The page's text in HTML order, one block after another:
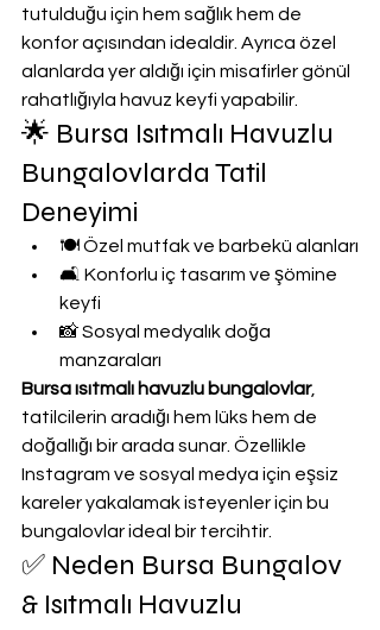
tutulduğu için hem sağlık hem de
konfor açısından idealdir. Ayrıca özel
alanlarda yer aldığı için misafirler gönül
rahatlığıyla havuz keyfi yapabilir.
🌟 Bursa Isıtmalı Havuzlu
Bungalovlarda Tatil
Deneyimi
🍽️ Özel mutfak ve barbekü alanları
🛋️ Konforlu iç tasarım ve şömine
keyfi
📸 Sosyal medyalık doğa
manzaraları
Bursa ısıtmalı havuzlu bungalovlar,
tatilcilerin aradığı hem lüks hem de
doğallığı bir arada sunar. Özellikle
Instagram ve sosyal medya için eşsiz
kareler yakalamak isteyenler için bu
bungalovlar ideal bir tercihtir.
✅ Neden Bursa Bungalov
& Isıtmalı Havuzlu